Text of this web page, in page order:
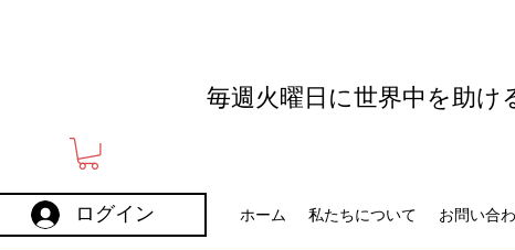
毎週火曜日に世界中を助け
ログイン ホーム 私たちについて お問い合